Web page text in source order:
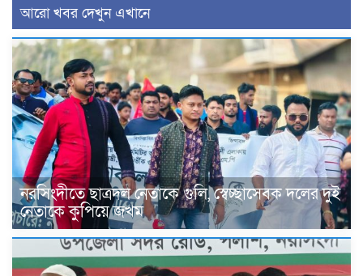
আরো খবর দেখুন এখানে
নরসিংদীতে ছাত্রদল নেতাকে গুলি, স্বেচ্ছাসেবক দলের দুই
নেতাকে কুপিয়ে জখম